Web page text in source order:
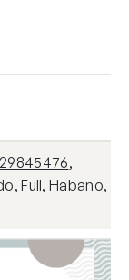
,
,Full,Habano,